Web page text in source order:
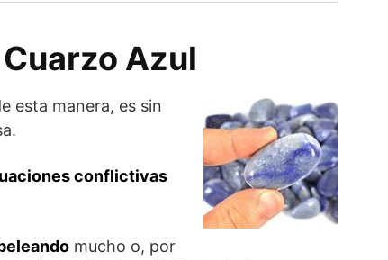
Azul
esta manera, es sin
conflictivas
mucho o, por